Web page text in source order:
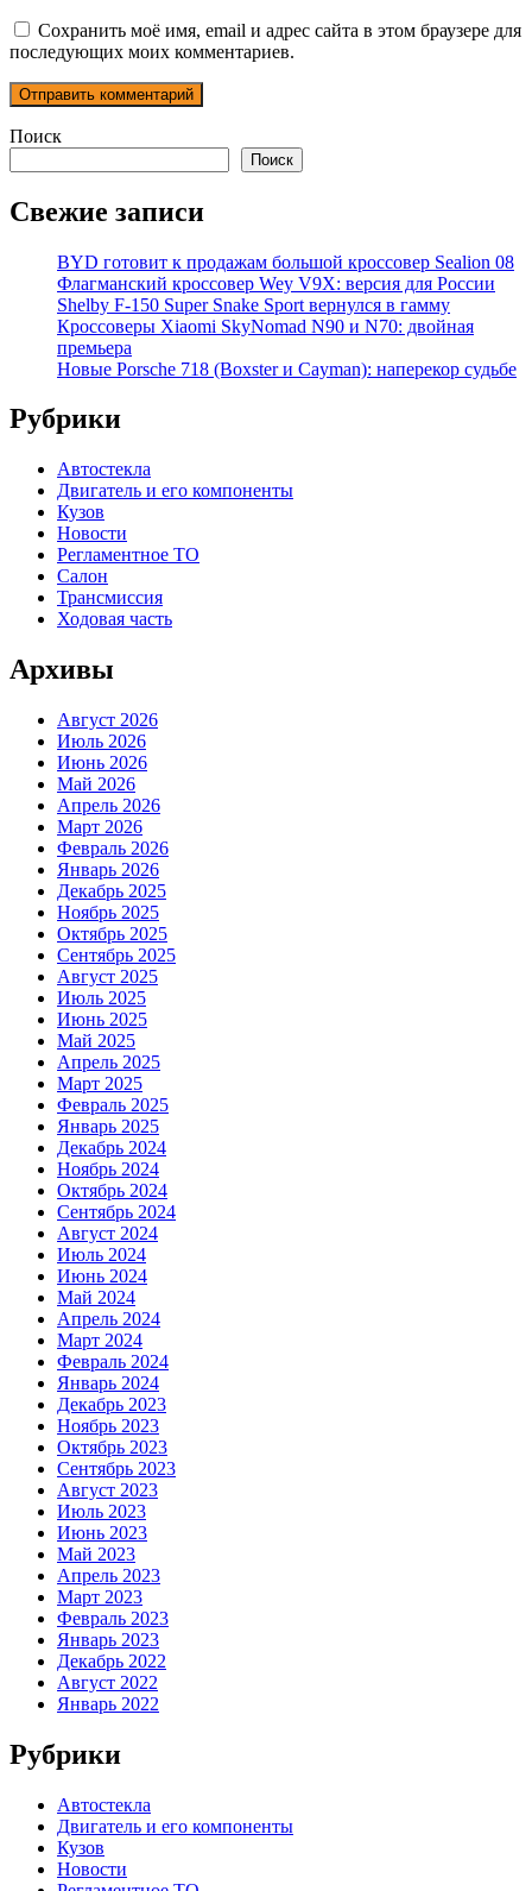
Сохранить моё имя, email и адрес сайта в этом браузере для
последующих моих комментариев.
Поиск
Поиск
Свежие записи
BYD готовит к продажам большой кроссовер Sealion 08
Флагманский кроссовер Wey V9X: версия для России
Shelby F-150 Super Snake Sport вернулся в гамму
Кроссоверы Xiaomi SkyNomad N90 и N70: двойная
премьера
Новые Porsche 718 (Boxster и Cayman): наперекор судьбе
Рубрики
Автостекла
Двигатель и его компоненты
Кузов
Новости
Регламентное ТО
Салон
Трансмиссия
Ходовая часть
Архивы
Август 2026
Июль 2026
Июнь 2026
Май 2026
Апрель 2026
Март 2026
Февраль 2026
Январь 2026
Декабрь 2025
Ноябрь 2025
Октябрь 2025
Сентябрь 2025
Август 2025
Июль 2025
Июнь 2025
Май 2025
Апрель 2025
Март 2025
Февраль 2025
Январь 2025
Декабрь 2024
Ноябрь 2024
Октябрь 2024
Сентябрь 2024
Август 2024
Июль 2024
Июнь 2024
Май 2024
Апрель 2024
Март 2024
Февраль 2024
Январь 2024
Декабрь 2023
Ноябрь 2023
Октябрь 2023
Сентябрь 2023
Август 2023
Июль 2023
Июнь 2023
Май 2023
Апрель 2023
Март 2023
Февраль 2023
Январь 2023
Декабрь 2022
Август 2022
Январь 2022
Рубрики
Автостекла
Двигатель и его компоненты
Кузов
Новости